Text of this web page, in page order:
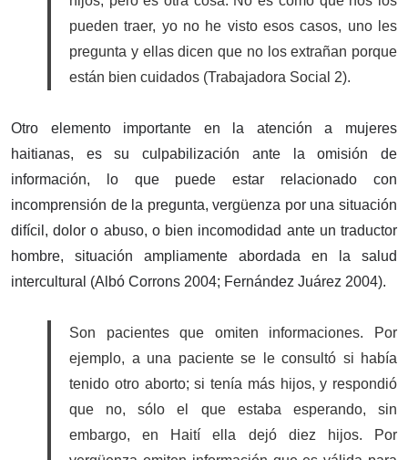
pueden traer, yo no he visto esos casos, uno les
pregunta y ellas dicen que no los extrañan porque
están bien cuidados (Trabajadora Social 2).
Otro elemento importante en la atención a mujeres
haitianas, es su culpabilización ante la omisión de
información, lo que puede estar relacionado con
incomprensión de la pregunta, vergüenza por una situación
difícil, dolor o abuso, o bien incomodidad ante un traductor
hombre, situación ampliamente abordada en la salud
intercultural (Albó Corrons 2004; Fernández Juárez 2004).
Son pacientes que omiten informaciones. Por
ejemplo, a una paciente se le consultó si había
tenido otro aborto; si tenía más hijos, y respondió
que no, sólo el que estaba esperando, sin
embargo, en Haití ella dejó diez hijos. Por